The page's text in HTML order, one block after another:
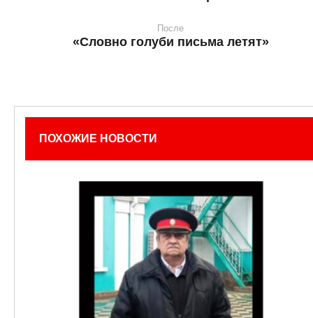
После
«Словно голуби письма летят»
ПОХОЖИЕ НОВОСТИ